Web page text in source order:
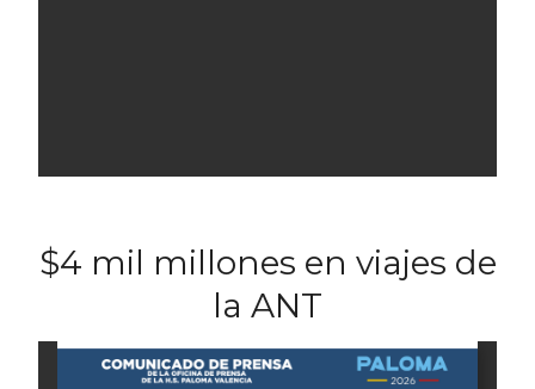
$4 mil millones en viajes de
la ANT